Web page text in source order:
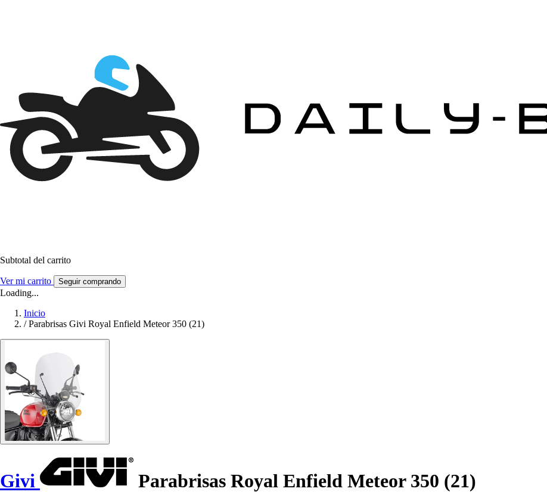
Subtotal del carrito
Ver mi carrito Seguir comprando
Loading...
Inicio
/ Parabrisas Givi Royal Enfield Meteor 350 (21)
Givi Parabrisas Royal Enfield Meteor 350 (21)